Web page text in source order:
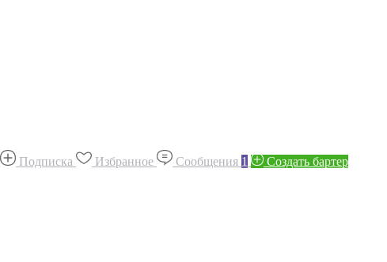
Подписка Избранное Сообщения 1 Создать бартер